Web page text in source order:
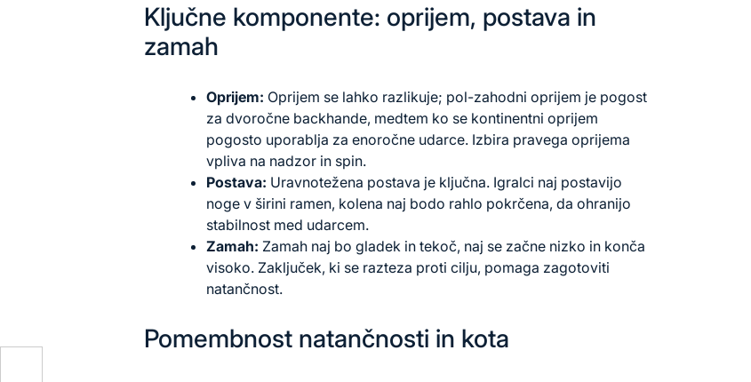
Ključne komponente: oprijem, postava in
zamah
Oprijem: Oprijem se lahko razlikuje; pol-zahodni oprijem je pogost
za dvoročne backhande, medtem ko se kontinentni oprijem
pogosto uporablja za enoročne udarce. Izbira pravega oprijema
vpliva na nadzor in spin.
Postava: Uravnotežena postava je ključna. Igralci naj postavijo
noge v širini ramen, kolena naj bodo rahlo pokrčena, da ohranijo
stabilnost med udarcem.
Zamah: Zamah naj bo gladek in tekoč, naj se začne nizko in konča
visoko. Zaključek, ki se razteza proti cilju, pomaga zagotoviti
natančnost.
Pomembnost natančnosti in kota